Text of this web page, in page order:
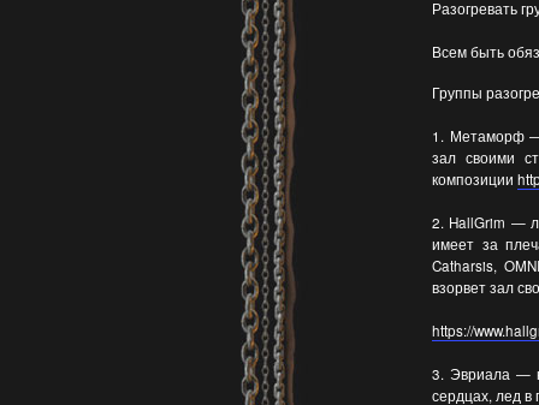
Разогревать
Всем быть
Группы
1. Метаморф —
зал своими
композиции
2. HallGrim —
имеет за
Catharsis,
взорвет зал
https://
3. Эвриала —
сердцах, лед в